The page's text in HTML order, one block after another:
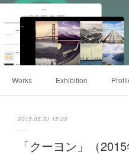
Works Exhibition
2015.05.31 15:00
「クーヨン」（2015